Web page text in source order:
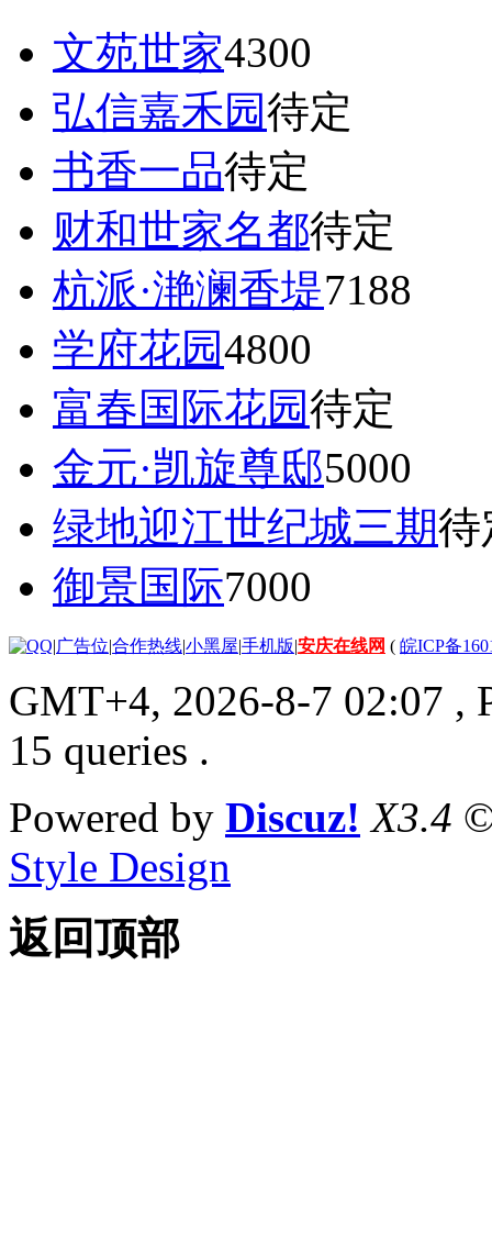
文苑世家4300
弘信嘉禾园待定
书香一品待定
财和世家名都待定
杭派·滟澜香堤7188
学府花园4800
富春国际花园待定
金元·凯旋尊邸5000
绿地迎江世纪城三期待
御景国际7000
|广告位|合作热线|小黑屋|手机版|安庆在线网 ( 皖ICP备
GMT+4, 2026-8-7 02:07 ,
15 queries .
Powered by Discuz! X3.4
Style Design
返回顶部